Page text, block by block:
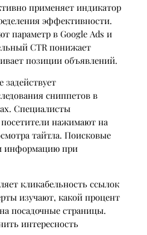
применяет индикатор
эффективности.
параметр в Google Ads и
CTR понижает
позиции объявлений.
сниппетов в
Специалисты
нажимают на
тайтла. Поисковые
информацию при
кликабельность ссылок
изучают, какой процент
посадочные страницы.
интересность